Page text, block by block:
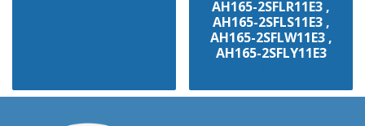
AH165-2SFLR11E3 ,
AH165-2SFLS11E3 ,
AH165-2SFLW11E3 ,
AH165-2SFLY11E3